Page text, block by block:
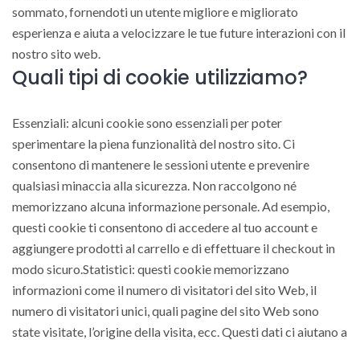
sommato, fornendoti un utente migliore e migliorato
esperienza e aiuta a velocizzare le tue future interazioni con il
nostro sito web.
Quali tipi di cookie utilizziamo?
Essenziali: alcuni cookie sono essenziali per poter
sperimentare la piena funzionalità del nostro sito. Ci
consentono di mantenere le sessioni utente e prevenire
qualsiasi minaccia alla sicurezza. Non raccolgono né
memorizzano alcuna informazione personale. Ad esempio,
questi cookie ti consentono di accedere al tuo account e
aggiungere prodotti al carrello e di effettuare il checkout in
modo sicuro.Statistici: questi cookie memorizzano
informazioni come il numero di visitatori del sito Web, il
numero di visitatori unici, quali pagine del sito Web sono
state visitate, l’origine della visita, ecc. Questi dati ci aiutano a